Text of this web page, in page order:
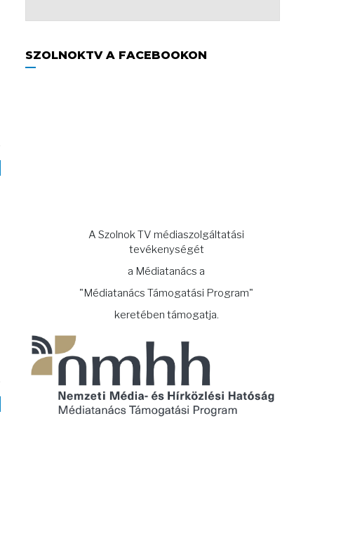
SZOLNOKTV A FACEBOOKON
A Szolnok TV médiaszolgáltatási
tevékenységét
a Médiatanács a
"Médiatanács Támogatási Program"
keretében támogatja.